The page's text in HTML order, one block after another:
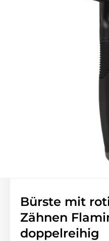
Bürste mit
Zähnen
doppelreihig